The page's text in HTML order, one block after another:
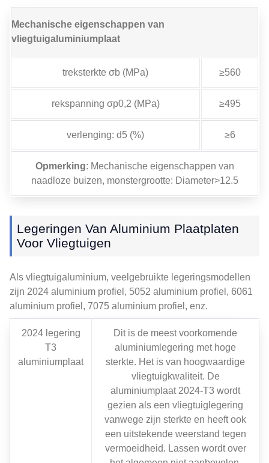
Mechanische eigenschappen van
vliegtuigaluminiumplaat
treksterkte σb (MPa) ≥560
rekspanning σp0,2 (MPa) ≥495
verlenging: d5 (%) ≥6
Opmerking: Mechanische eigenschappen van
naadloze buizen, monstergrootte: Diameter>12.5
Legeringen Van Aluminium Plaatplaten
Voor Vliegtuigen
Als vliegtuigaluminium, veelgebruikte legeringsmodellen
zijn 2024 aluminium profiel, 5052 aluminium profiel, 6061
aluminium profiel, 7075 aluminium profiel, enz.
2024 legering
T3
aluminiumplaat
Dit is de meest voorkomende
aluminiumlegering met hoge
sterkte. Het is van hoogwaardige
vliegtuigkwaliteit. De
aluminiumplaat 2024-T3 wordt
gezien als een vliegtuiglegering
vanwege zijn sterkte en heeft ook
een uitstekende weerstand tegen
vermoeidheid. Lassen wordt over